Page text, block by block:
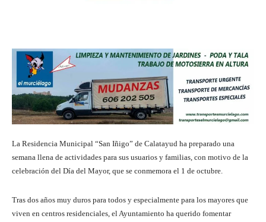
La Residencia Municipal “San Iñigo” de Calatayud ha preparado una
semana llena de actividades para sus usuarios y familias, con motivo de la
celebración del Día del Mayor, que se conmemora el 1 de octubre.
Tras dos años muy duros para todos y especialmente para los mayores que
viven en centros residenciales, el Ayuntamiento ha querido fomentar